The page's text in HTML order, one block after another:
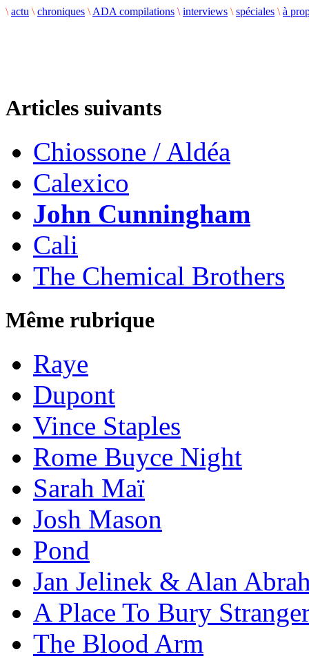
\ actu \ chroniques \ ADA compilations \ interviews \ spéciales \ à
Articles suivants
Chiossone / Aldéa
Calexico
John Cunningham
Cali
The Chemical Brothers
Même rubrique
Raye
Dupont
Vince Staples
Rome Buyce Night
Sarah Maï
Josh Mason
Pond
Jan Jelinek & Alan
A Place To Bury
The Blood Arm